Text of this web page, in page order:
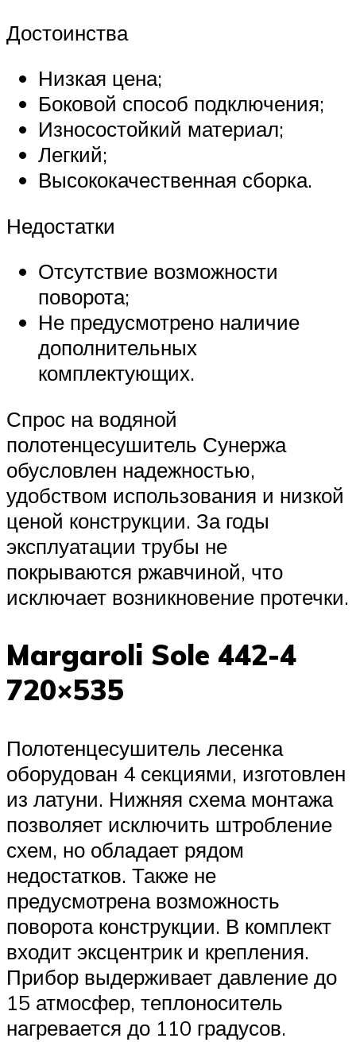
Достоинства
Низкая цена;
Боковой способ подключения;
Износостойкий материал;
Легкий;
Высококачественная сборка.
Недостатки
Отсутствие возможности
поворота;
Не предусмотрено наличие
дополнительных
комплектующих.
Спрос на водяной
полотенцесушитель Сунержа
обусловлен надежностью,
удобством использования и низкой
ценой конструкции. За годы
эксплуатации трубы не
покрываются ржавчиной, что
исключает возникновение протечки.
Margaroli Sole 442-4
720×535
Полотенцесушитель лесенка
оборудован 4 секциями, изготовлен
из латуни. Нижняя схема монтажа
позволяет исключить штробление
схем, но обладает рядом
недостатков. Также не
предусмотрена возможность
поворота конструкции. В комплект
входит эксцентрик и крепления.
Прибор выдерживает давление до
15 атмосфер, теплоноситель
нагревается до 110 градусов.